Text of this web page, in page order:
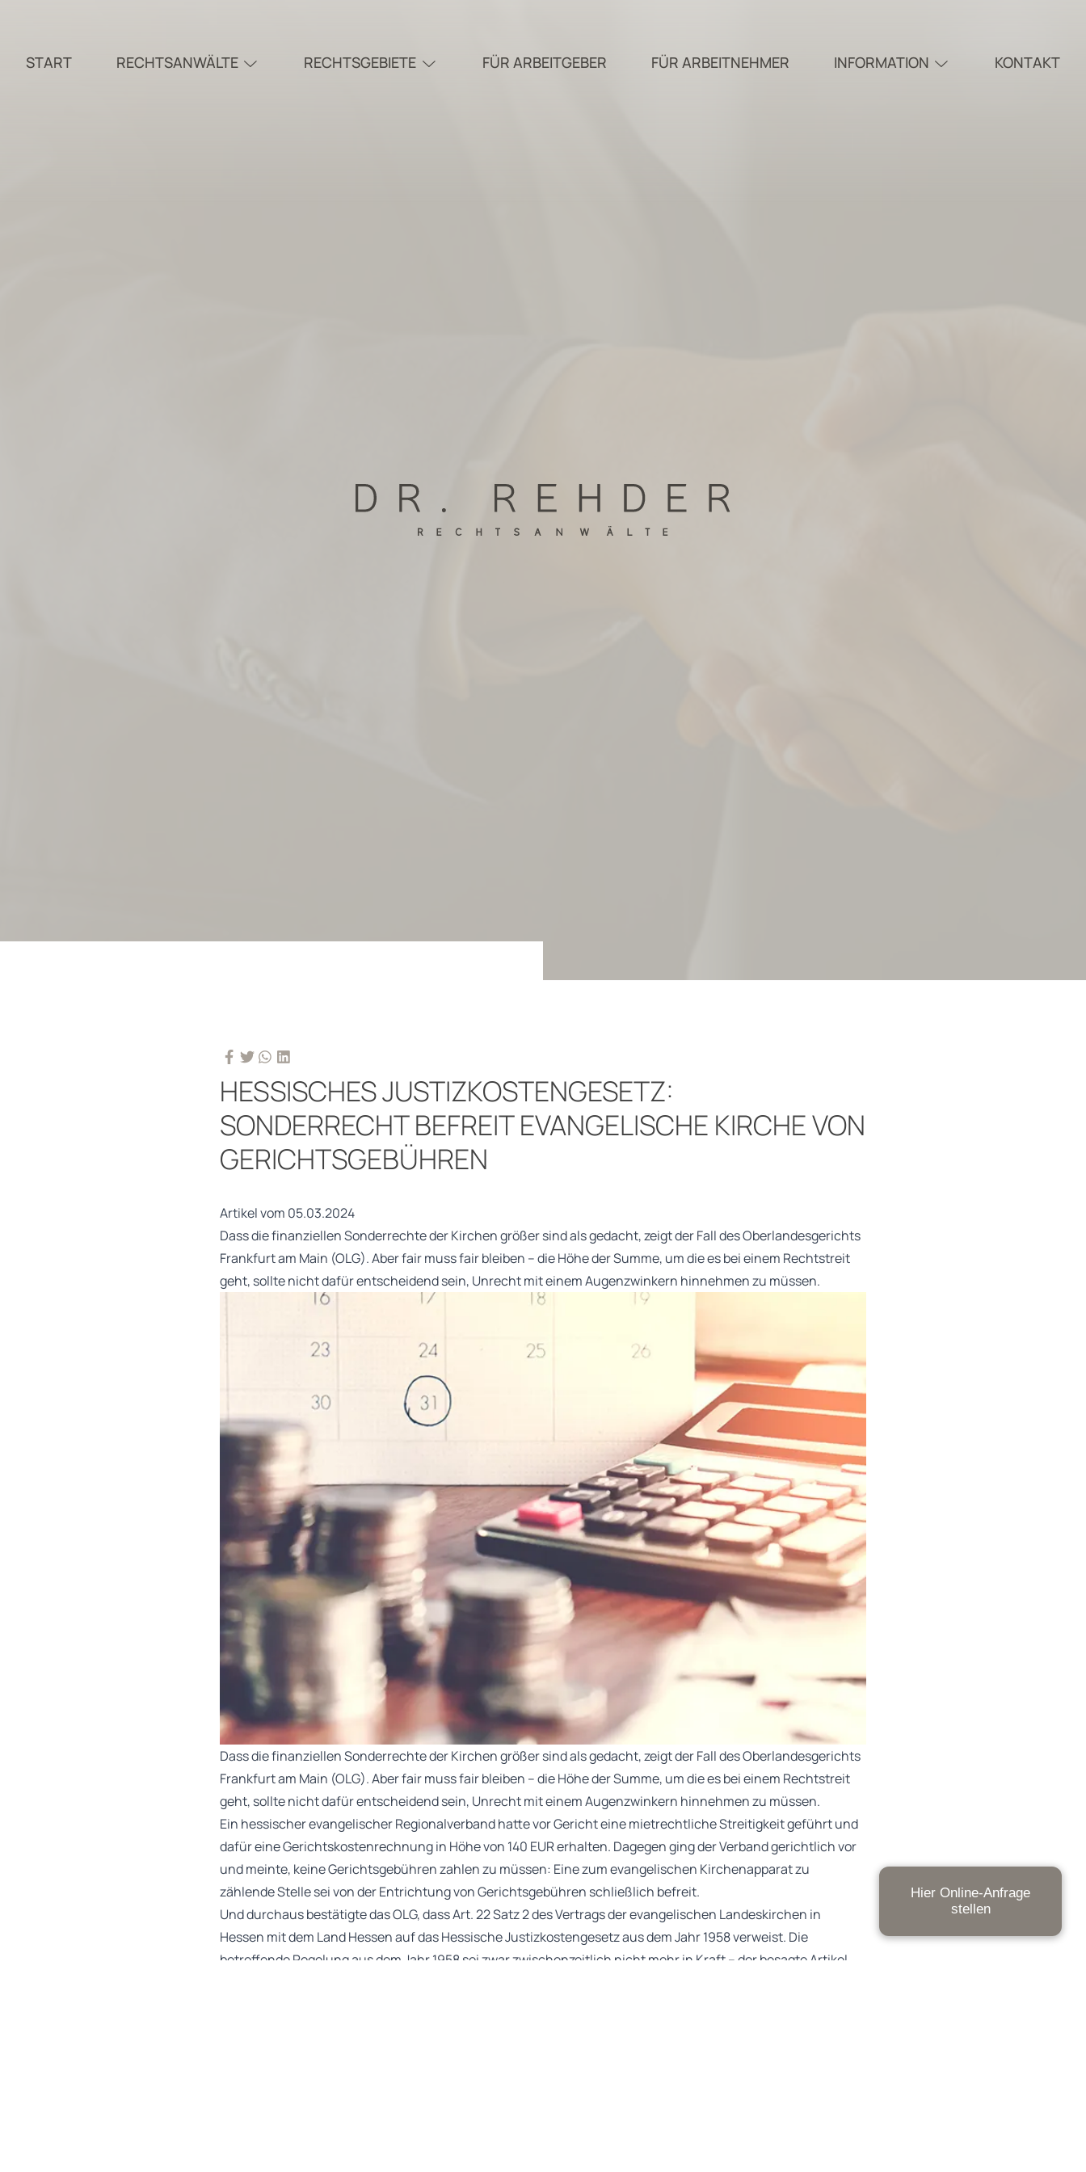
START RECHTSANWÄLTE RECHTSGEBIETE FÜR ARBEITGEBER FÜR ARBEITNEHMER INFORMATION KONTAKT
HESSISCHES JUSTIZKOSTENGESETZ:
SONDERRECHT BEFREIT EVANGELISCHE KIRCHE VON
GERICHTSGEBÜHREN
Artikel vom 05.03.2024
Dass die finanziellen Sonderrechte der Kirchen größer sind als gedacht, zeigt der Fall des Oberlandesgerichts
Frankfurt am Main (OLG). Aber fair muss fair bleiben – die Höhe der Summe, um die es bei einem Rechtstreit
geht, sollte nicht dafür entscheidend sein, Unrecht mit einem Augenzwinkern hinnehmen zu müssen.
Dass die finanziellen Sonderrechte der Kirchen größer sind als gedacht, zeigt der Fall des Oberlandesgerichts
Frankfurt am Main (OLG). Aber fair muss fair bleiben – die Höhe der Summe, um die es bei einem Rechtstreit
geht, sollte nicht dafür entscheidend sein, Unrecht mit einem Augenzwinkern hinnehmen zu müssen.
Ein hessischer evangelischer Regionalverband hatte vor Gericht eine mietrechtliche Streitigkeit geführt und
dafür eine Gerichtskostenrechnung in Höhe von 140 EUR erhalten. Dagegen ging der Verband gerichtlich vor
und meinte, keine Gerichtsgebühren zahlen zu müssen: Eine zum evangelischen Kirchenapparat zu
zählende Stelle sei von der Entrichtung von Gerichtsgebühren schließlich befreit.
Und durchaus bestätigte das OLG, dass Art. 22 Satz 2 des Vertrags der evangelischen Landeskirchen in
Hessen mit dem Land Hessen auf das Hessische Justizkostengesetz aus dem Jahr 1958 verweist. Die
betreffende Regelung aus dem Jahr 1958 sei zwar zwischenzeitlich nicht mehr in Kraft – der besagte Artikel
Hier Online-Anfrage
stellen